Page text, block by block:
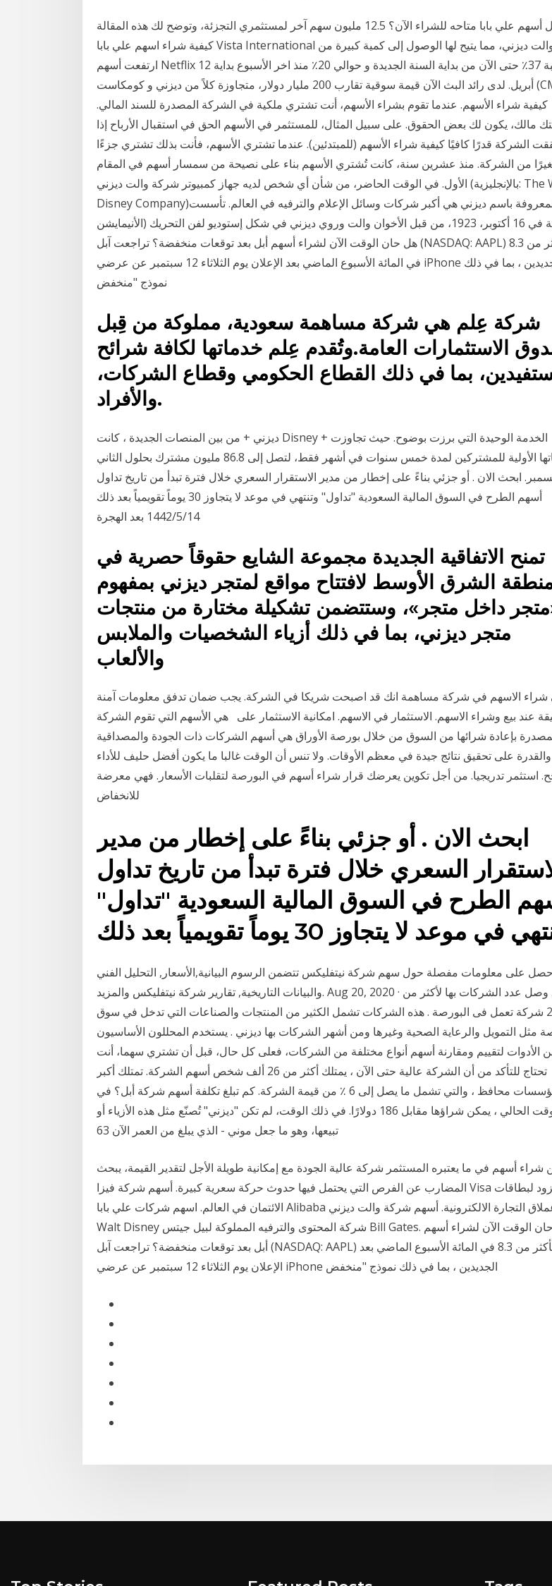
هل أسهم علي بابا متاحه للشراء الآن؟ 12.5 مليون سهم آخر لمستثمري التجزئة، وتوضح لك هذه المقالة
كيفية شراء اسهم علي بابا Vista International التابع لوالت ديزني، مما يتيح لها الوصول إلى كمية كبيرة من
ارتفعت أسهم Netflix بنسبة 37٪ حتى الآن من بداية السنة الجديدة و حوالي 20٪ منذ اخر الأسبوع بداية 12
أبريل. لدى رائد البث الآن قيمة سوقية تقارب 200 مليار دولار، متجاوزة كلاً من ديزني و كومكاست (CMCSA
كيفية شراء الأسهم. عندما تقوم بشراء الأسهم، أنت تشتري ملكية في الشركة المصدرة للسند المالي.
مالك، يكون لك بعض الحقوق. على سبيل المثال، للمستثمر في الأسهم الحق في استقبال الأرباح إذا
الشركة قدرًا كافيًا كيفية شراء الأسهم (للمبتدئين). عندما تشتري الأسهم، فأنت بذلك تشتري جزءًا
من الشركة. منذ عشرين سنة، كانت تُشتري الأسهم بناء على نصيحة من سمسار أسهم في المقام
الأول. في الوقت الحاضر، من شأن أي شخص لديه جهاز كمبيوتر شركة والت ديزني (بالإنجليزية: The Walt
Disney Company)‏ والمعروفة باسم ديزني هي أكبر شركات وسائل الإعلام والترفيه في العالم. تأسست
الشركة في 16 أكتوبر، 1923، من قبل الأخوان والت وروي ديزني في شكل إستوديو لفن التحريك (الأنيمايشن
هل حان الوقت الآن لشراء أسهم أبل بعد توقعات منخفضة؟ تراجعت آبل (NASDAQ: AAPL) بأكثر من 8.3
في المائة الأسبوع الماضي بعد الإعلان يوم الثلاثاء 12 سبتمبر عن عرضي iPhone الجديدين ، بما في ذلك
نموذج "منخفض
شركة عِلم هي شركة مساهمة سعودية، مملوكة من قِبل
الاستثمارات العامة.وتُقدم عِلم خدماتها لكافة شرائح
بما في ذلك القطاع الحكومي وقطاع الشركات،
والأفراد.
ديزني + من بين المنصات الجديدة ، كانت Disney + الخدمة الوحيدة التي برزت بوضوح. حيث تجاوزت
توقعاتها الأولية للمشتركين لمدة خمس سنوات في أشهر فقط، لتصل إلى 86.8 مليون مشترك بحلول الثاني
ابحث الان . أو جزئي بناءً على إخطار من مدير الاستقرار السعري خلال فترة تبدأ من تاريخ تداول
أسهم الطرح في السوق المالية السعودية "تداول" وتنتهي في موعد لا يتجاوز 30 يوماً تقويمياً بعد ذلك
14‏‏/5‏‏/1442 بعد الهجرة
تمنح الاتفاقية الجديدة مجموعة الشايع حقوقاً حصرية في
الشرق الأوسط لافتتاح مواقع لمتجر ديزني بمفهوم
داخل متجر»، وستتضمن تشكيلة مختارة من منتجات
متجر ديزني، بما في ذلك أزياء الشخصيات والملابس
والألعاب
شراء الاسهم في شركة مساهمة انك قد اصبحت شريكا في الشركة. يجب ضمان تدفق معلومات آمنة
عند بيع وشراء الاسهم. الاستثمار في الاسهم. امكانية الاستثمار على هي الأسهم التي تقوم الشركة
بإعادة شرائها من السوق من خلال بورصة الأوراق هي أسهم الشركات ذات الجودة والمصداقية
والقدرة على تحقيق نتائج جيدة في معظم الأوقات. ولا تنس أن الوقت غالبا ما يكون أفضل حليف للأداء
استثمر تدريجيا. من أجل تكوين يعرضك قرار شراء أسهم في البورصة لتقلبات الأسعار. فهي معرضة
ابحث الان . أو جزئي بناءً على إخطار من مدير
السعري خلال فترة تبدأ من تاريخ تداول
الطرح في السوق المالية السعودية "تداول"
في موعد لا يتجاوز 30 يوماً تقويمياً بعد ذلك
على معلومات مفصلة حول سهم شركة نيتفليكس تتضمن الرسوم البيانية,الأسعار, التحليل الفني
والبيانات التاريخية, تقارير شركة نيتفليكس والمزيد. Aug 20, 2020 · قد وصل عدد الشركات بها لأكثر من
2400 شركة تعمل فى البورصة . هذه الشركات تشمل الكثير من المنتجات والصناعات التي تدخل في سوق
مثل التمويل والرعاية الصحية وغيرها ومن أشهر الشركات بها ديزني . يستخدم المحللون الأساسيون
الأدوات لتقييم ومقارنة أسهم أنواع مختلفة من الشركات، فعلى كل حال، قبل أن تشتري سهما، أنت
تحتاج للتأكد من أن الشركة عالية حتى الآن ، يمتلك أكثر من 26 ألف شخص أسهم الشركة. تمتلك أكبر
المؤسسات محافظ ، والتي تشمل ما يصل إلى 6 ٪ من قيمة الشركة. كم تبلغ تكلفة أسهم شركة أبل؟ في
الوقت الحالي ، يمكن شراؤها مقابل 186 دولارًا. في ذلك الوقت، لم تكن "ديزني" تُصنّع مثل هذه الأزياء أو
تبيعها، وهو ما جعل موني - الذي يبلغ من العمر الآن 63
شراء أسهم في ما يعتبره المستثمر شركة عالية الجودة مع إمكانية طويلة الأجل لتقدير القيمة، يبحث
المضارب عن الفرص التي يحتمل فيها حدوث حركة سعرية كبيرة. أسهم شركة فيزا Visa أكبر مزود لبطاقات
الائتمان في العالم. اسهم شركات علي بابا Alibaba عملاق التجارة الالكترونية. أسهم شركة والت ديزني
Walt Disney شركة المحتوى والترفيه المملوكة لبيل جيتس Bill Gates. هل حان الوقت الآن لشراء أسهم
أبل بعد توقعات منخفضة؟ تراجعت آبل (NASDAQ: AAPL) بأكثر من 8.3 في المائة الأسبوع الماضي بعد
الإعلان يوم الثلاثاء 12 سبتمبر عن عرضي iPhone الجديدين ، بما في ذلك نموذج "منخفض